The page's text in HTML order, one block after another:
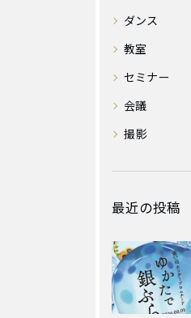
ダンス
教室
セミナー
会議
撮影
最近の投稿